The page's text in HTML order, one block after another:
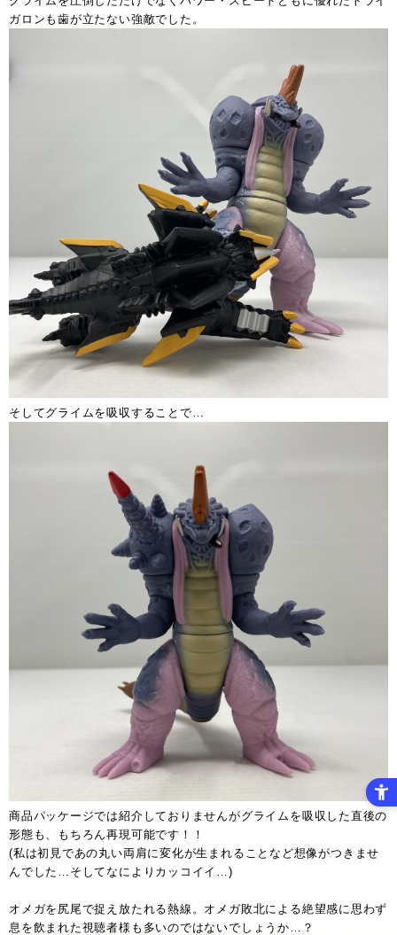
ガロンも歯が立たない強敵でした。
そしてグライムを吸収することで…
商品パッケージでは紹介しておりませんがグライムを吸収した直後の
形態も、もちろん再現可能です！！
(私は初見であの丸い両肩に変化が生まれることなど想像がつきませ
んでした…そしてなによりカッコイイ…)
オメガを尻尾で捉え放たれる熱線。オメガ敗北による絶望感に思わず
息を飲まれた視聴者様も多いのではないでしょうか…？